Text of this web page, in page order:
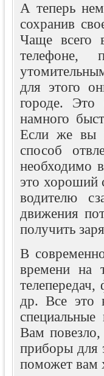
А теперь
сохранив
Чаще всего
телефоне,
для этого
городе. Это
намного
Если же вы
способ
необходимо
это хороший
водителю
движения
получить
В
времени на
др. Все это
Вам
приборы для
поможет вам